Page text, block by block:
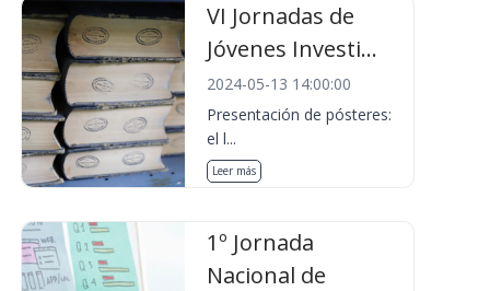
VI Jornadas de
Jóvenes Investi...
2024-05-13 14:00:00
Presentación de pósteres:
el l...
Leer más
1º Jornada
Nacional de